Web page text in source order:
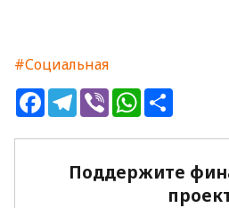
#Социальная
FacebookTelegram
ViberWhatsApp
Поддержите